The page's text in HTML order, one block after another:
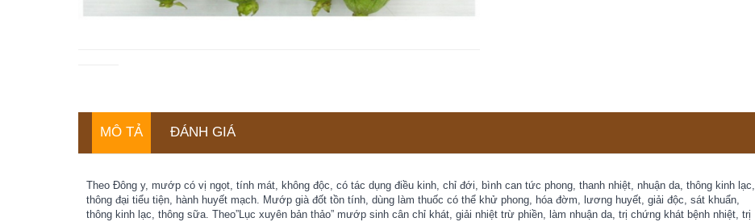
MÔ TẢ ĐÁNH GIÁ
Theo Đông y, mướp có vị ngọt, tính mát, không độc, có tác dụng điều kinh, chỉ đới, bình can tức phong, thanh nhiệt, nhuận da, thông kinh lạc,
thông đại tiểu tiện, hành huyết mạch. Mướp già đốt tồn tính, dùng làm thuốc có thể khử phong, hóa đờm, lương huyết, giải độc, sát khuẩn,
thông kinh lạc, thông sữa. Theo”Lục xuyên bản thảo” mướp sinh cân chỉ khát, giải nhiệt trừ phiền, làm nhuận da, trị chứng khát bệnh nhiệt, trị